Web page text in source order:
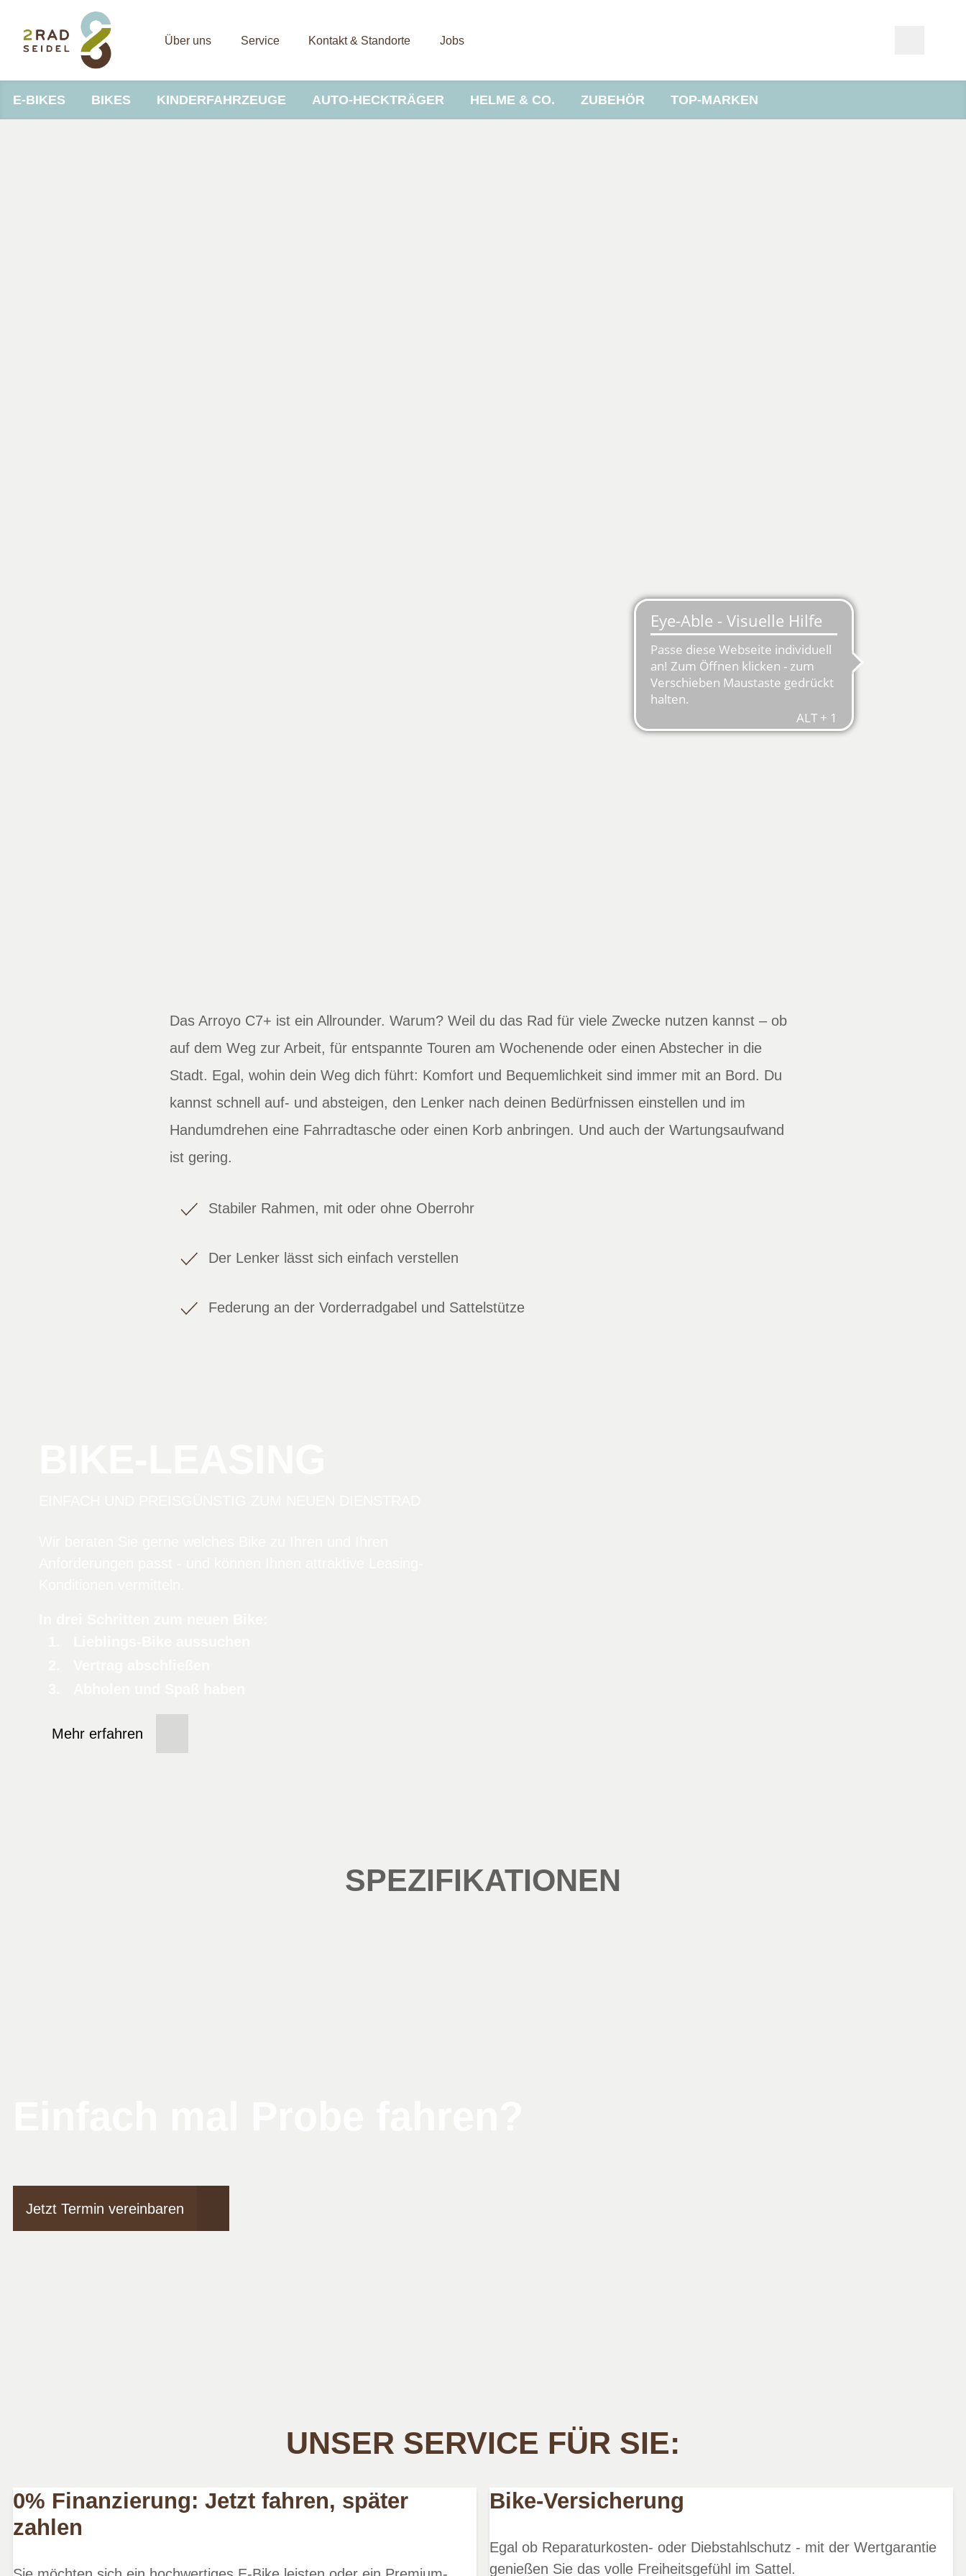
Über uns Service Kontakt & Standorte Jobs
E-BIKES BIKES KINDERFAHRZEUGE AUTO-HECKTRÄGER HELME & CO. ZUBEHÖR TOP-MARKEN
Das Arroyo C7+ ist ein Allrounder. Warum? Weil du das Rad für viele Zwecke nutzen kannst – ob
auf dem Weg zur Arbeit, für entspannte Touren am Wochenende oder einen Abstecher in die
Stadt. Egal, wohin dein Weg dich führt: Komfort und Bequemlichkeit sind immer mit an Bord. Du
kannst schnell auf- und absteigen, den Lenker nach deinen Bedürfnissen einstellen und im
Handumdrehen eine Fahrradtasche oder einen Korb anbringen. Und auch der Wartungsaufwand
ist gering.
Stabiler Rahmen, mit oder ohne Oberrohr
Der Lenker lässt sich einfach verstellen
Federung an der Vorderradgabel und Sattelstütze
Mehr erfahren
SPEZIFIKATIONEN
Jetzt Termin vereinbaren
UNSER SERVICE FÜR SIE:
0% Finanzierung: Jetzt fahren, später
zahlen
Bike-Versicherung
Egal ob Reparaturkosten- oder Diebstahlschutz - mit der Wertgarantie
genießen Sie das volle Freiheitsgefühl im Sattel.